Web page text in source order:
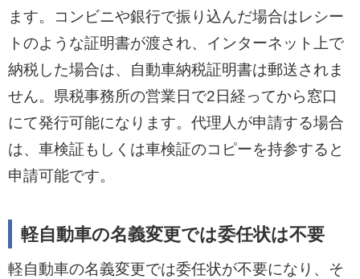
ます。コンビニや銀行で振り込んだ場合はレシー
トのような証明書が渡され、インターネット上で
納税した場合は、自動車納税証明書は郵送されま
せん。県税事務所の営業日で2日経ってから窓口
にて発行可能になります。代理人が申請する場合
は、車検証もしくは車検証のコピーを持参すると
申請可能です。
軽自動車の名義変更では委任状は不要
軽自動車の名義変更では委任状が不要になり、そ